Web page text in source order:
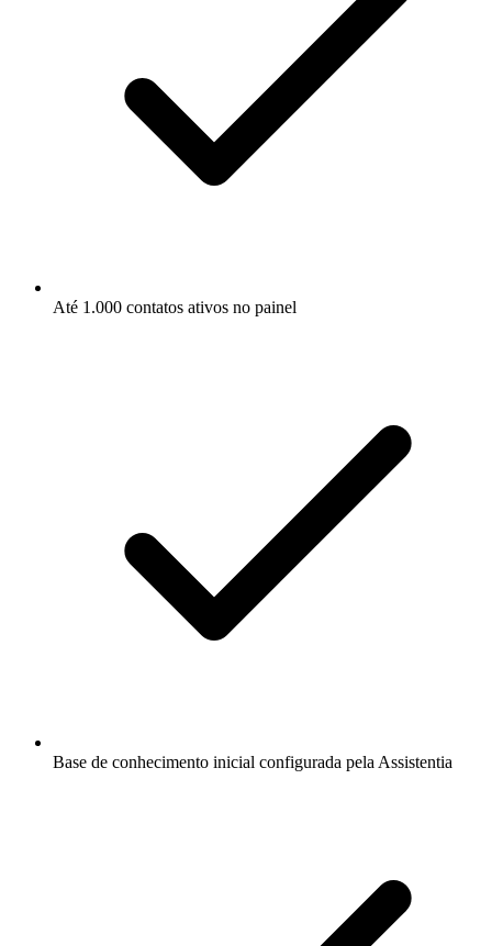
Até 1.000 contatos ativos no painel
Base de conhecimento inicial configurada pela Assistentia